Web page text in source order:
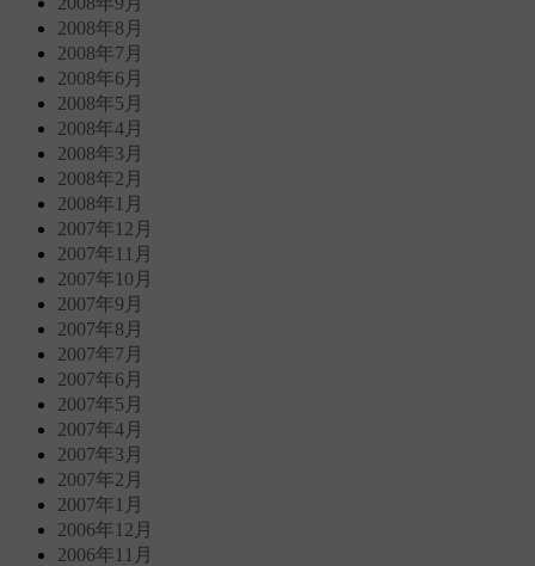
2008年8月
2008年7月
2008年6月
2008年5月
2008年4月
2008年3月
2008年2月
2008年1月
2007年12月
2007年11月
2007年10月
2007年9月
2007年8月
2007年7月
2007年6月
2007年5月
2007年4月
2007年3月
2007年2月
2007年1月
2006年12月
2006年11月